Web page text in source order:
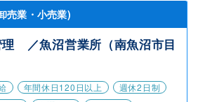
売業・小売業)
／魚沼営業所（南魚沼市目
年間休日120日以上
週休2日制